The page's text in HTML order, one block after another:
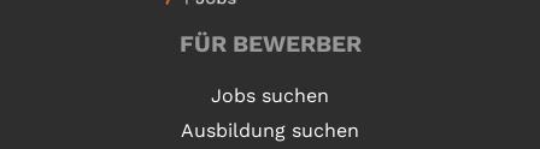
FÜR BEWERBER
Jobs suchen
Ausbildung suchen